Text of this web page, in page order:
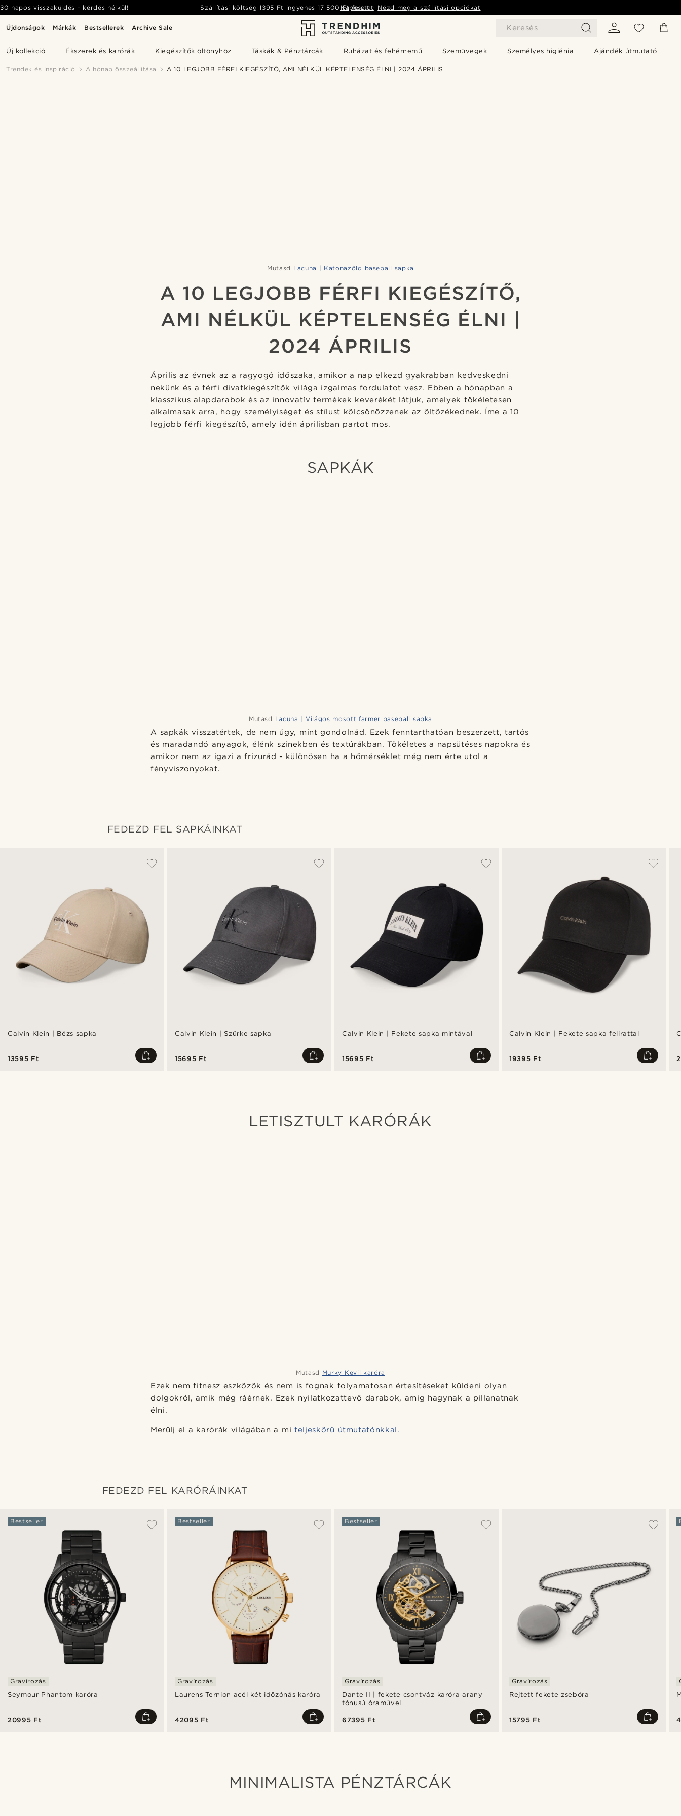
Újdonságok Márkák Bestsellerek Archive Sale Keresés
Új kollekció Ékszerek és karórák Kiegészítők öltönyhöz Táskák & Pénztárcák Ruházat és fehérnemű Szemüvegek Személyes higiénia Ajándék útmutató
30 napos visszaküldés - kérdés nélkül! Szállítási költség1395 Ft ingyenes 17 500 Ft felett- Nézd meg a szállítási opciókat
Kapcsolat
Trendek és inspiráció A hónap összeállítása A 10 LEGJOBB FÉRFI KIEGÉSZÍTŐ, AMI NÉLKÜL KÉPTELENSÉG ÉLNI | 2024 ÁPRILIS
Mutasd Lacuna | Katonazöld baseball sapka
A 10 LEGJOBB FÉRFI KIEGÉSZÍTŐ,
AMI NÉLKÜL KÉPTELENSÉG ÉLNI |
2024 ÁPRILIS
Április az évnek az a ragyogó időszaka, amikor a nap elkezd gyakrabban kedveskedni
nekünk és a férfi divatkiegészítők világa izgalmas fordulatot vesz. Ebben a hónapban a
klasszikus alapdarabok és az innovatív termékek keverékét látjuk, amelyek tökéletesen
alkalmasak arra, hogy személyiséget és stílust kölcsönözzenek az öltözékednek. Íme a 10
legjobb férfi kiegészítő, amely idén áprilisban partot mos.
SAPKÁK
Mutasd Lacuna | Világos mosott farmer baseball sapka
A sapkák visszatértek, de nem úgy, mint gondolnád. Ezek fenntarthatóan beszerzett, tartós
és maradandó anyagok, élénk színekben és textúrákban. Tökéletes a napsütéses napokra és
amikor nem az igazi a frizurád - különösen ha a hőmérséklet még nem érte utol a
fényviszonyokat.
FEDEZD FEL SAPKÁINKAT
Calvin Klein | Bézs sapka
13595 Ft
Calvin Klein | Szürke sapka
15695 Ft
Calvin Klein | Fekete sapka mintával
15695 Ft
Calvin Klein | Fekete sapka felirattal
19395 Ft
LETISZTULT KARÓRÁK
Mutasd Murky Kevil karóra
Ezek nem fitnesz eszközök és nem is fognak folyamatosan értesítéseket küldeni olyan
dolgokról, amik még ráérnek. Ezek nyilatkozattevő darabok, amig hagynak a pillanatnak
élni.
Merülj el a karórák világában a miteljeskörű útmutatónkkal.
FEDEZD FEL KARÓRÁINKAT
Seymour Phantom karóra
Bestseller
Gravírozás
20995 Ft
Laurens Ternion acél két időzónás karóra
Bestseller
Gravírozás
42095 Ft
Dante II | fekete csontváz karóra arany
tónusú óraművel
Bestseller
Gravírozás
67395 Ft
Rejtett fekete zsebóra
Gravírozás
15795 Ft
MINIMALISTA PÉNZTÁRCÁK